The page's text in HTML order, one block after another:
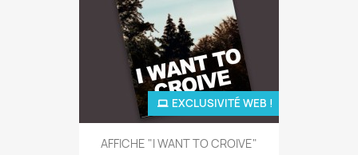
AFFICHE "I WANT TO CROIVE"
EXCLUSIVITÉ WEB !